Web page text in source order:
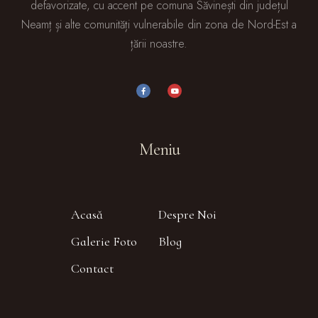
defavorizate, cu accent pe comuna Săvinești din județul
Neamț și alte comunități vulnerabile din zona de Nord-Est a
țării noastre.
Meniu
Acasă
Despre Noi
Galerie Foto
Blog
Contact